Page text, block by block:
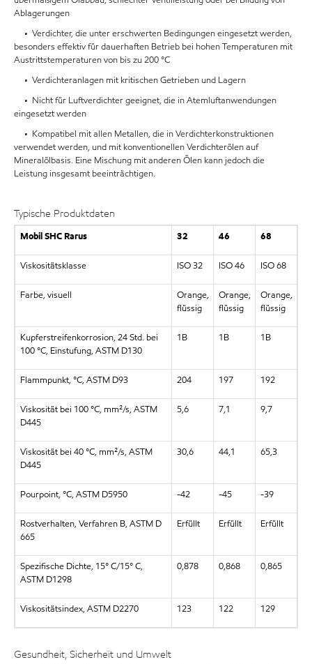
Ablagerungen
• Verdichter, die unter erschwerten Bedingungen eingesetzt werden,
besonders effektiv für dauerhaften Betrieb bei hohen Temperaturen mit
Austrittstemperaturen von bis zu 200 °C
• Verdichteranlagen mit kritischen Getrieben und Lagern
• Nicht für Luftverdichter geeignet, die in Atemluftanwendungen
eingesetzt werden
• Kompatibel mit allen Metallen, die in Verdichterkonstruktionen
verwendet werden, und mit konventionellen Verdichterölen auf
Mineralölbasis. Eine Mischung mit anderen Ölen kann jedoch die
Leistung insgesamt beeinträchtigen.
Typische Produktdaten
Mobil SHC Rarus 32 46 68
Viskositätsklasse ISO 32 ISO 46 ISO 68
Farbe, visuell
Orange,
flüssig
Orange,
flüssig
Orange,
flüssig
Kupferstreifenkorrosion, 24 Std. bei
100 °C, Einstufung, ASTM D130
1B 1B 1B
Flammpunkt, °C, ASTM D93 204 197 192
Viskosität bei 100 °C, mm²/s, ASTM
D445
5,6 7,1 9,7
Viskosität bei 40 °C, mm²/s, ASTM
D445
30,6 44,1 65,3
Pourpoint, °C, ASTM D5950 -42 -45 -39
Rostverhalten, Verfahren B, ASTM D
665
Erfüllt Erfüllt Erfüllt
Spezifische Dichte, 15° C/15° C,
ASTM D1298
0,878 0,868 0,865
Viskositätsindex, ASTM D2270 123 122 129
Gesundheit, Sicherheit und Umwelt